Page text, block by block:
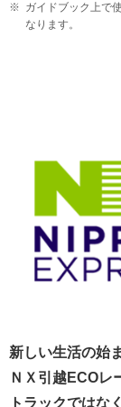
※ ガイドブック上で
なります。
新しい生活の始
ＮＸ引越ECOレ
トラックではな